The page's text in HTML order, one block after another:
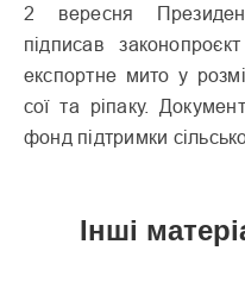
2 вересня
підписав
експортне мито у
сої та ріпаку.
фонд підтримки
Інші